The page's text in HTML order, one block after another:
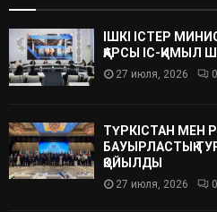
ІШКІ ІСТЕР
ҚАРСЫ ІС-ҚИМЫЛ
27 июля, 2026 0
ТҮРКІСТАН МЕН
БАУЫРЛАСТЫҚ
ҚОЙЫЛДЫ
27 июля, 2026 0